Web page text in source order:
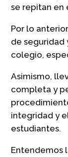
se repitan en
Por lo
de seguridad
colegio,
Asimismo,
completa y
integridad y
estudiantes.
Entendemos